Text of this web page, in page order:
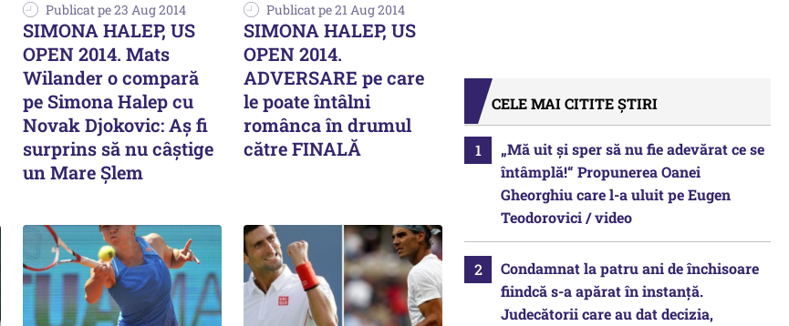
Publicat pe 23 Aug 2014
SIMONA HALEP, US
OPEN 2014. Mats
Wilander o compară
pe Simona Halep cu
Novak Djokovic: Aș fi
surprins să nu câștige
un Mare Șlem
Publicat pe 21 Aug 2014
SIMONA HALEP, US
OPEN 2014.
ADVERSARE pe care
le poate întâlni
românca în drumul
către FINALĂ
CELE MAI CITITE ȘTIRI
„Mă uit și sper să nu fie adevărat ce se
întâmplă!“ Propunerea Oanei
Gheorghiu care l-a uluit pe Eugen
Teodorovici / video
Condamnat la patru ani de închisoare
fiindcă s-a apărat în instanță.
Judecătorii care au dat decizia,